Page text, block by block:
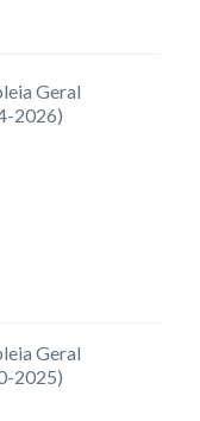
Geral
2026)
Geral
2025)